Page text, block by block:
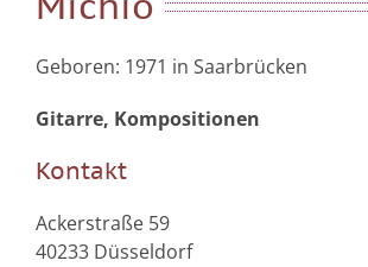
Geboren: 1971 in Saarbrücken
Gitarre, Kompositionen
Kontakt
Ackerstraße 59
40233 Düsseldorf